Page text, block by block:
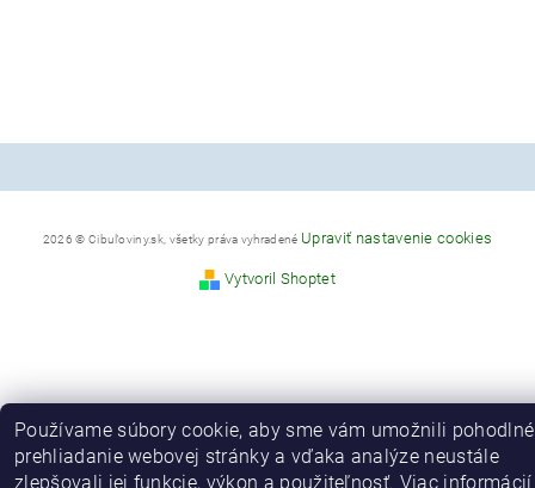
2026 © Cibuľoviny.sk, všetky práva vyhradené Upraviť nastavenie cookies
Vytvoril Shoptet
Používame súbory cookie, aby sme vám umožnili pohodlné
prehliadanie webovej stránky a vďaka analýze neustále
zlepšovali jej funkcie, výkon a použiteľnosť. Viac informácií